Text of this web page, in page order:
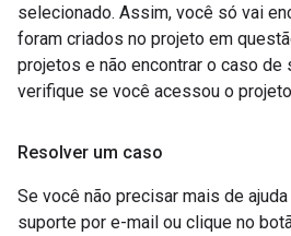
selecionado. Assim, você só vai
foram criados no projeto em
projetos e não encontrar o caso de
verifique se você acessou o
Resolver um caso
Se você não precisar mais de
suporte por e-mail ou clique no